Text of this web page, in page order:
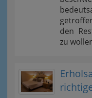
den
zu